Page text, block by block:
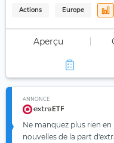
Actions Europe
Aperçu
ANNONCE
Ne manquez plus rien
nouvelles de la part